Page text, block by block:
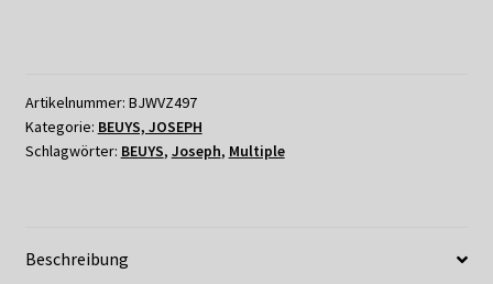
Artikelnummer: BJWVZ497
Kategorie: BEUYS, JOSEPH
Schlagwörter: BEUYS, Joseph, Multiple
Beschreibung